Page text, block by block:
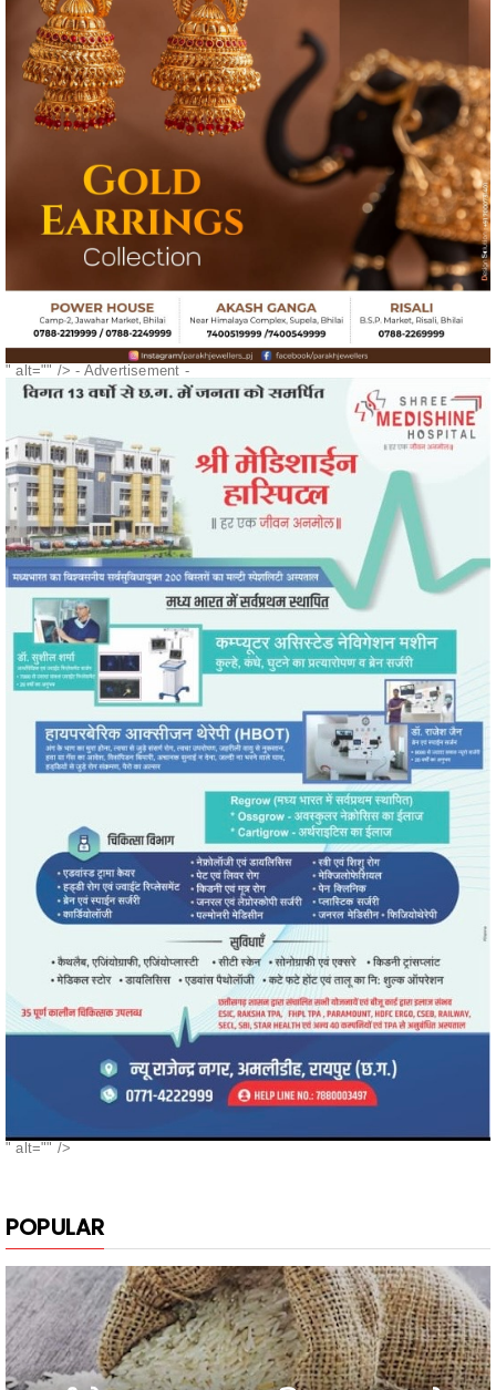
" alt="" />- Advertisement -
नगरी के दुबराज चावल, की खुशबू, मन मोह
लेती है, सबका